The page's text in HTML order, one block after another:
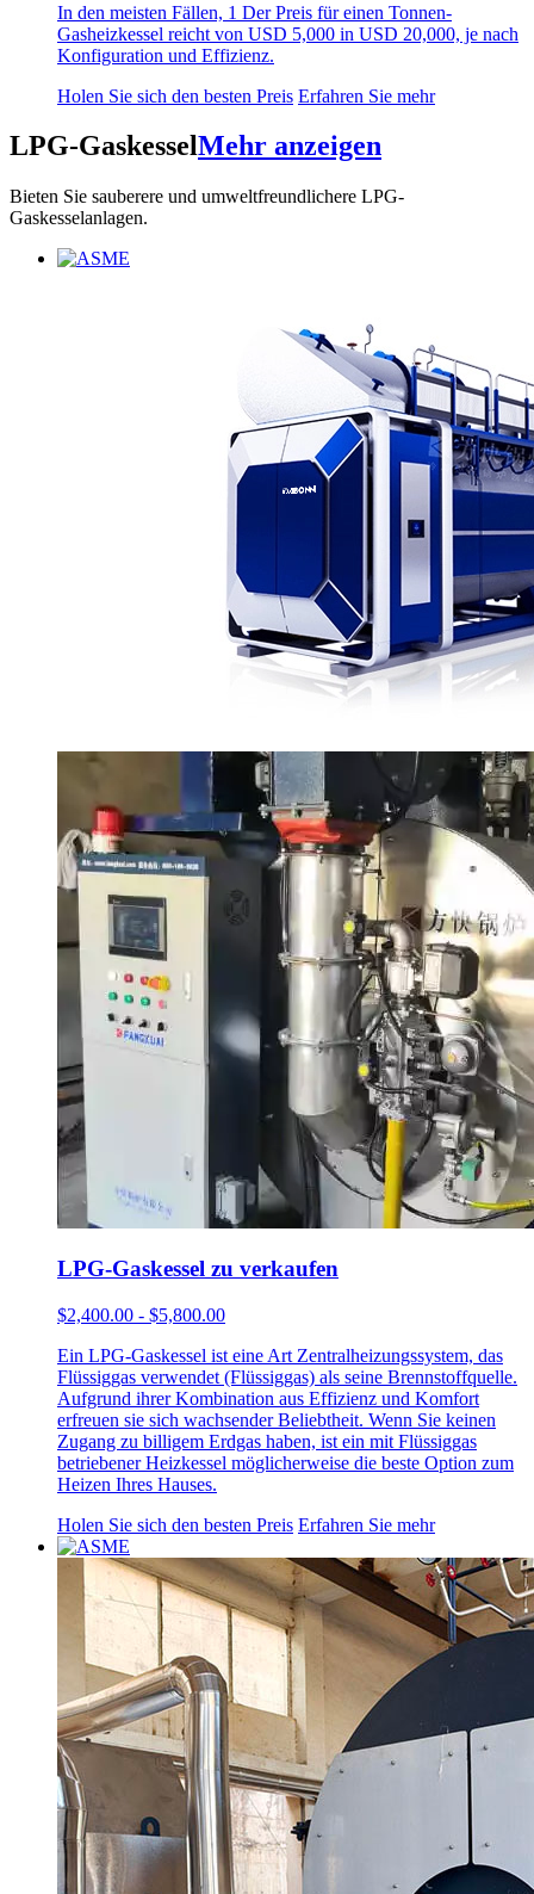
In den meisten Fällen, 1 Der Preis für einen Tonnen-
Gasheizkessel reicht von USD 5,000 in USD 20,000, je nach
Konfiguration und Effizienz.
Holen Sie sich den besten Preis Erfahren Sie mehr
LPG-GaskesselMehr anzeigen
Bieten Sie sauberere und umweltfreundlichere LPG-
Gaskesselanlagen.
LPG-Gaskessel zu verkaufen
$2,400.00 - $5,800.00
Ein LPG-Gaskessel ist eine Art Zentralheizungssystem, das
Flüssiggas verwendet (Flüssiggas) als seine Brennstoffquelle.
Aufgrund ihrer Kombination aus Effizienz und Komfort
erfreuen sie sich wachsender Beliebtheit. Wenn Sie keinen
Zugang zu billigem Erdgas haben, ist ein mit Flüssiggas
betriebener Heizkessel möglicherweise die beste Option zum
Heizen Ihres Hauses.
Holen Sie sich den besten Preis Erfahren Sie mehr